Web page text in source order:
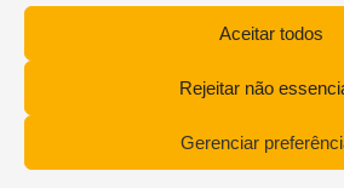
Aceitar todos
Rejeitar não
Gerenciar
InfoCore
Relatório de Transparência
Trabalhe Conosco
POWERED BY